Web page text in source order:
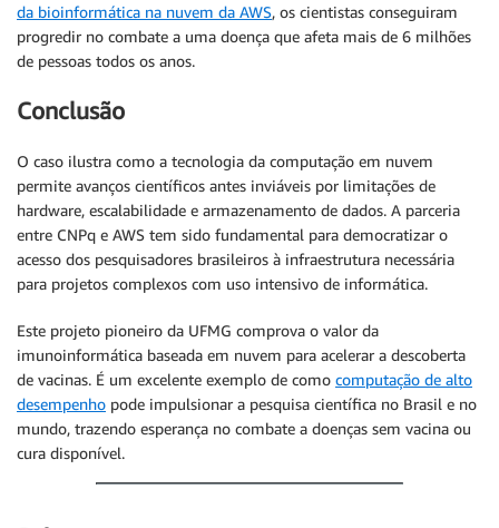
da bioinformática na nuvem da AWS, os cientistas conseguiram
progredir no combate a uma doença que afeta mais de 6 milhões
de pessoas todos os anos.
Conclusão
O caso ilustra como a tecnologia da computação em nuvem
permite avanços científicos antes inviáveis por limitações de
hardware, escalabilidade e armazenamento de dados. A parceria
entre CNPq e AWS tem sido fundamental para democratizar o
acesso dos pesquisadores brasileiros à infraestrutura necessária
para projetos complexos com uso intensivo de informática.
Este projeto pioneiro da UFMG comprova o valor da
imunoinformática baseada em nuvem para acelerar a descoberta
de vacinas. É um excelente exemplo de como computação de alto
desempenho pode impulsionar a pesquisa científica no Brasil e no
mundo, trazendo esperança no combate a doenças sem vacina ou
cura disponível.